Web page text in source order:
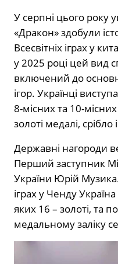
У серпні цього року
«Дракон» здобули
Всесвітніх іграх у
у 2025 році цей вид
включений до
ігор. Українці
8-місних та 10-
золоті медалі, срібло
Державні нагороди
Перший заступник
України Юрій
іграх у Ченду
яких 16 – золоті, та
медальному заліку